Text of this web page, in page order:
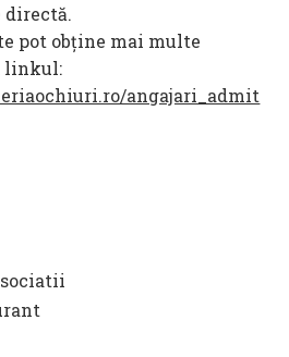
pot obține mai multe
linkul:
angajari_admit